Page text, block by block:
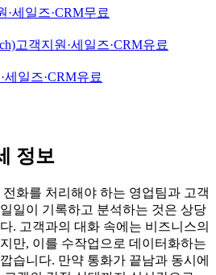
·세일즈·CRM무료
고객지원·세일즈·CRM유료
세일즈·CRM유료
정보
화를 처리해야 하는 영업팀과 고객
일이 기록하고 분석하는 것은 상당
. 고객과의 대화 속에는 비즈니스의
만, 이를 수작업으로 데이터화하는
습니다. 만약 통화가 끝남과 동시에